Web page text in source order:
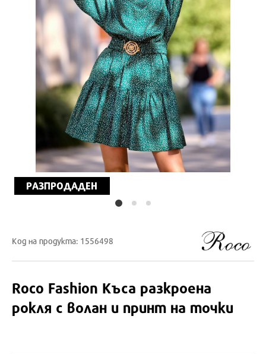
РАЗПРОДАДЕН
Код на продукта: 1556498
Roco Fashion Къса разкроена
рокля с волан и принт на точки